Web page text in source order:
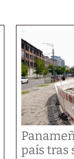
país tras